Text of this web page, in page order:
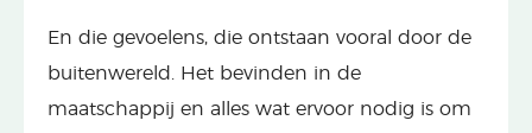
En die gevoelens, die ontstaan vooral door de
buitenwereld. Het bevinden in de
maatschappij en alles wat ervoor nodig is om